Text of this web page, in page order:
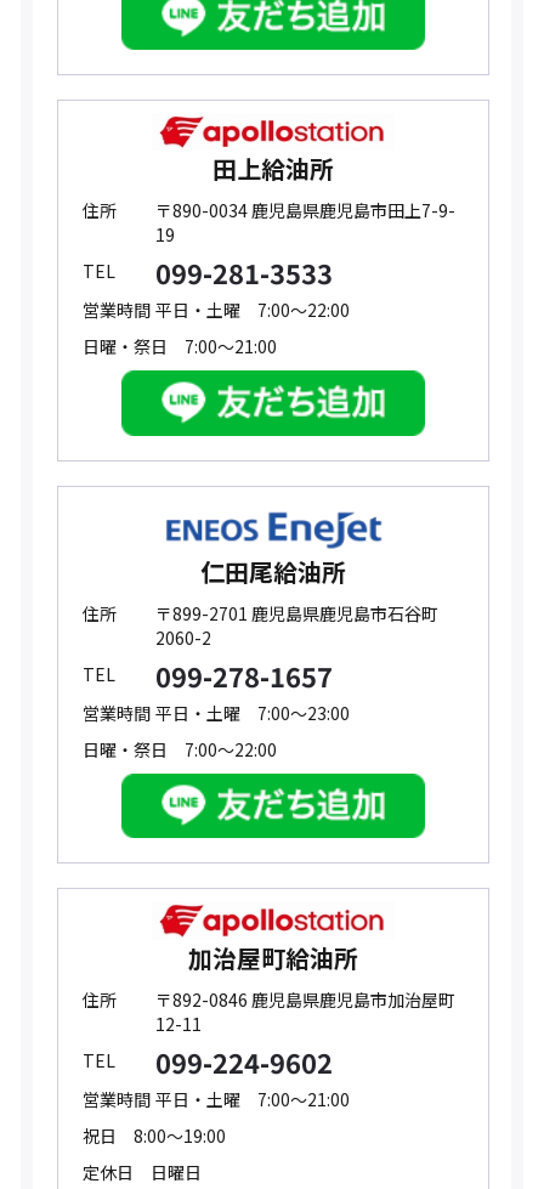
田上給油所
住所
〒890-0034 鹿児島県鹿児島市田上7-9-
19
TEL
099-281-3533
営業時間 平日・土曜 7:00～22:00
日曜・祭日 7:00～21:00
仁田尾給油所
住所
〒899-2701 鹿児島県鹿児島市石谷町
2060-2
TEL
099-278-1657
営業時間 平日・土曜 7:00～23:00
日曜・祭日 7:00～22:00
加治屋町給油所
住所
〒892-0846 鹿児島県鹿児島市加治屋町
12-11
TEL
099-224-9602
営業時間 平日・土曜 7:00～21:00
祝日 8:00～19:00
定休日 日曜日